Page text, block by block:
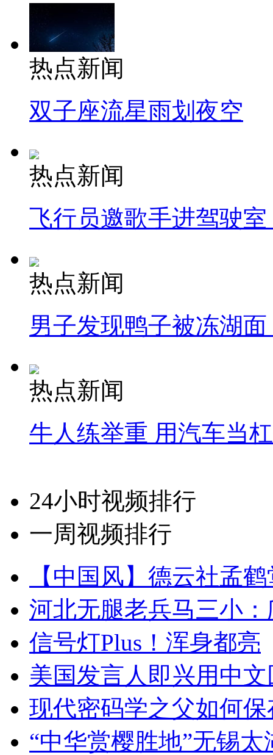
热点新闻
双子座流星雨划夜空
热点新闻
飞行员邀歌手进驾驶
热点新闻
男子发现鸭子被冻湖
热点新闻
牛人练举重 用汽车当
24小时视频排行
一周视频排行
【中国风】德云社孟
河北无腿老兵马三小
信号灯Plus！浑身都亮
美国发言人即兴用中
现代密码学之父如何
“中华赏樱胜地”无锡